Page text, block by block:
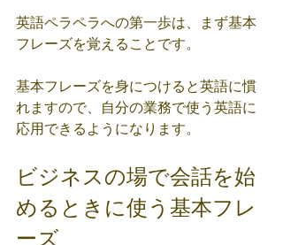
英語ペラペラへの第一歩は、まず基本
フレーズを覚えることです。
基本フレーズを身につけると英語に慣
れますので、自分の業務で使う英語に
応用できるようになります。
ビジネスの場で会話を始
めるときに使う基本フレ
ーズ